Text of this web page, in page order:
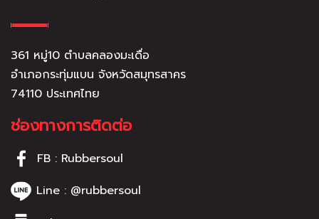
361 หมู่10 ตำบลคลองมะเดื่อ
อำเภอกระทุ่มแบน จังหวัดสมุทรสาคร
74110 ประเทศไทย
ช่องทางการติดต่อ
FB : Rubbersoul
Line : @rubbersoul